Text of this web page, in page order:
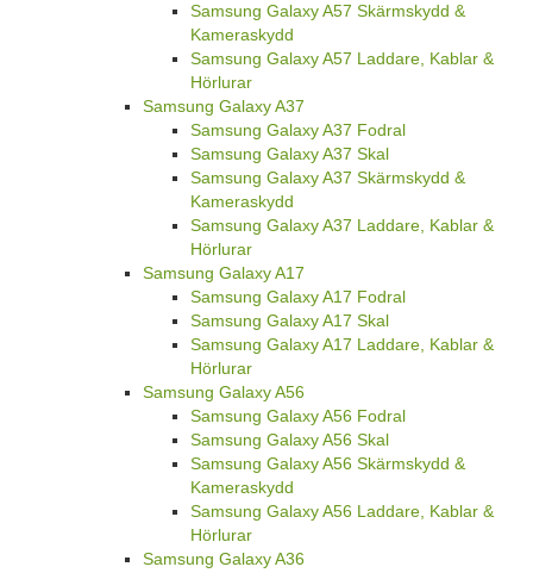
Samsung Galaxy A57 Skärmskydd &
Kameraskydd
Samsung Galaxy A57 Laddare, Kablar &
Hörlurar
Samsung Galaxy A37
Samsung Galaxy A37 Fodral
Samsung Galaxy A37 Skal
Samsung Galaxy A37 Skärmskydd &
Kameraskydd
Samsung Galaxy A37 Laddare, Kablar &
Hörlurar
Samsung Galaxy A17
Samsung Galaxy A17 Fodral
Samsung Galaxy A17 Skal
Samsung Galaxy A17 Laddare, Kablar &
Hörlurar
Samsung Galaxy A56
Samsung Galaxy A56 Fodral
Samsung Galaxy A56 Skal
Samsung Galaxy A56 Skärmskydd &
Kameraskydd
Samsung Galaxy A56 Laddare, Kablar &
Hörlurar
Samsung Galaxy A36